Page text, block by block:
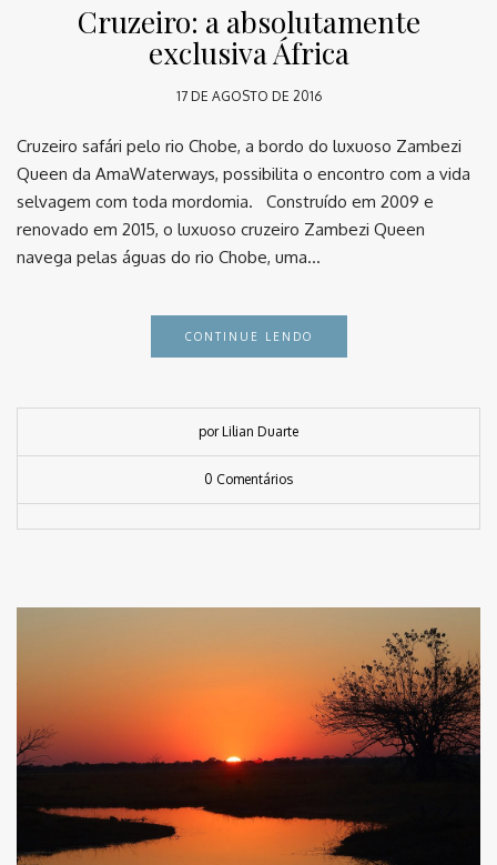
Cruzeiro: a absolutamente
exclusiva África
17 DE AGOSTO DE 2016
Cruzeiro safári pelo rio Chobe, a bordo do luxuoso Zambezi
Queen da AmaWaterways, possibilita o encontro com a vida
selvagem com toda mordomia. Construído em 2009 e
renovado em 2015, o luxuoso cruzeiro Zambezi Queen
navega pelas águas do rio Chobe, uma…
CONTINUE LENDO
por Lilian Duarte
0 Comentários